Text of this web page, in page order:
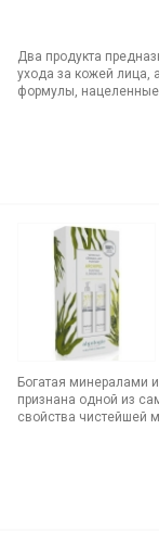
Два продукта
ухода за кожей лица,
формулы, нацеленные
Богатая минералами
признана одной из
свойства чистейшей